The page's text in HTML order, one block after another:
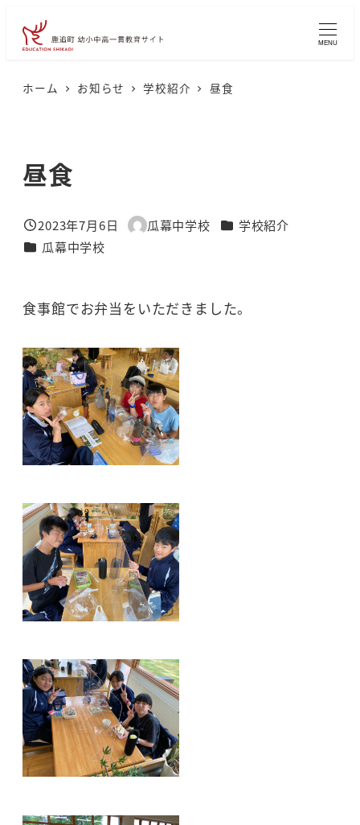
MENU
ホーム お知らせ 学校紹介 昼食
昼食
投稿日
2023年7月6日
著
瓜幕中学校 カテゴリー
学校紹介
カテゴリー
瓜幕中学校
食事館でお弁当をいただきました。